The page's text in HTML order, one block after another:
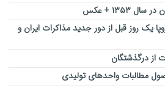
+ عکس
یک روز قبل از دور جدید مذاکرات ایران و
از درگذشتگان
مطالبات واحد‌های تولیدی